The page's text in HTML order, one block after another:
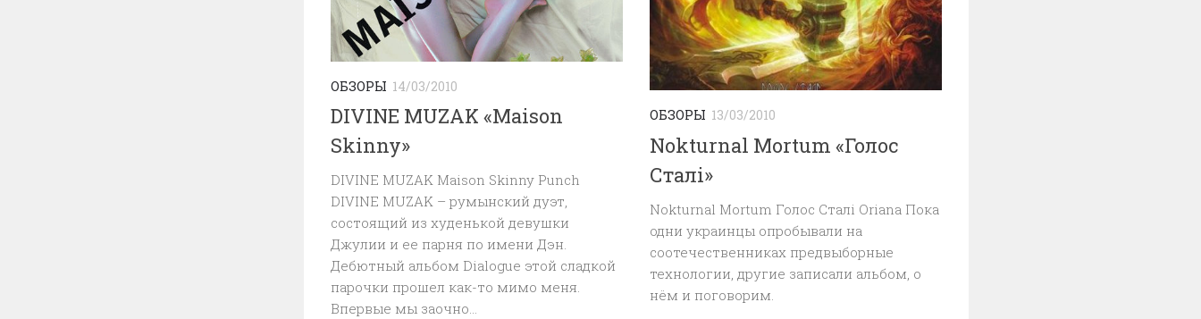
ОБЗОРЫ 14/03/2010
DIVINE MUZAK «Maison
Skinny»
DIVINE MUZAK Maison Skinny Punch
DIVINE MUZAK – румынский дуэт,
состоящий из худенькой девушки
Джулии и ее парня по имени Дэн.
Дебютный альбом Dialogue этой сладкой
парочки прошел как-то мимо меня.
Впервые мы заочно...
ОБЗОРЫ 13/03/2010
Nokturnal Mortum «Голос
Сталi»
Nokturnal Mortum Голос Сталi Oriana Пока
одни украинцы опробывали на
соотечественниках предвыборные
технологии, другие записали альбом, о
нём и поговорим.